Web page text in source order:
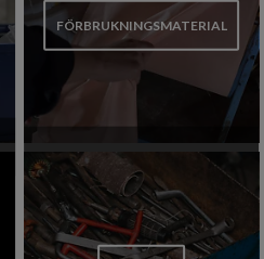
FÖRBRUKNINGSMATERIAL